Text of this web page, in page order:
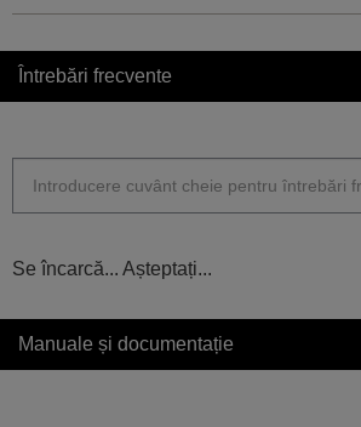
Întrebări frecvente
Se încarcă... Așteptați...
Manuale și documentație